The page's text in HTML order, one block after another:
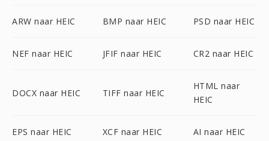
ARW naar HEIC BMP naar HEIC PSD naar HEIC
NEF naar HEIC JFIF naar HEIC CR2 naar HEIC
DOCX naar HEIC TIFF naar HEIC
HTML naar
HEIC
EPS naar HEIC XCF naar HEIC AI naar HEIC